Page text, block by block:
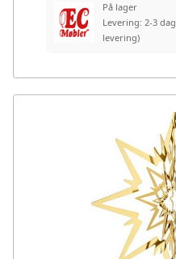
På lager
Levering: 2-3
levering)